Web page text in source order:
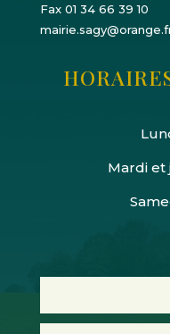
Fax 01 34 66 39 10
Mardi et